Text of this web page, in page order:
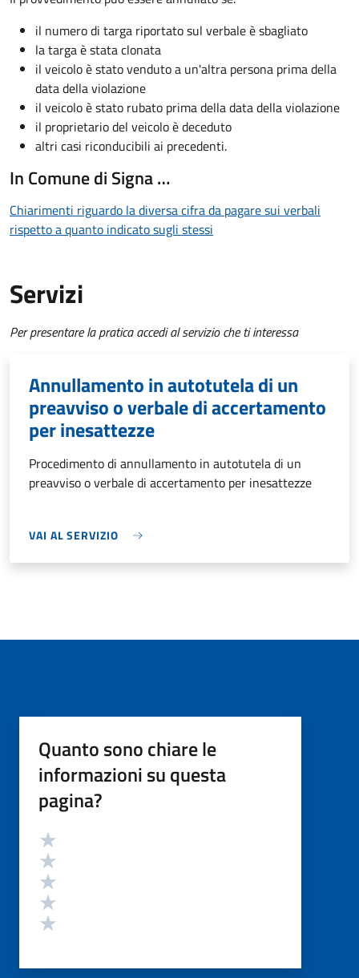
il numero di targa riportato sul verbale è sbagliato
la targa è stata clonata
il veicolo è stato venduto a un'altra persona prima della
data della violazione
il veicolo è stato rubato prima della data della violazione
il proprietario del veicolo è deceduto
altri casi riconducibili ai precedenti.
In Comune di Signa …
Chiarimenti riguardo la diversa cifra da pagare sui verbali
rispetto a quanto indicato sugli stessi
Servizi
Per presentare la pratica accedi al servizio che ti interessa
Annullamento in autotutela di un
preavviso o verbale di accertamento
per inesattezze
Procedimento di annullamento in autotutela di un
preavviso o verbale di accertamento per inesattezze
VAI AL SERVIZIO
Quanto sono chiare le
informazioni su questa
pagina?
Valutazione